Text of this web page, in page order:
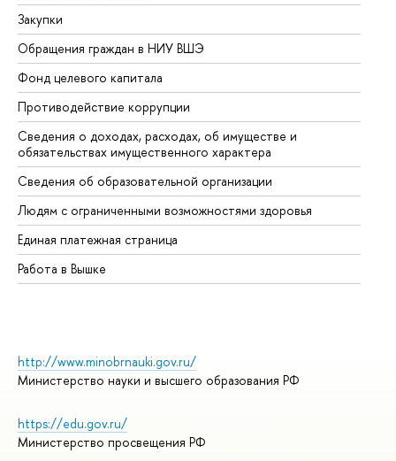
Закупки
Обращения граждан в НИУ ВШЭ
Фонд целевого капитала
Противодействие коррупции
Сведения о доходах, расходах, об имуществе и
обязательствах имущественного характера
Сведения об образовательной организации
Людям с ограниченными возможностями здоровья
Единая платежная страница
Работа в Вышке
http://www.minobrnauki.gov.ru/
Министерство науки и высшего образования РФ
https://edu.gov.ru/
Министерство просвещения РФ